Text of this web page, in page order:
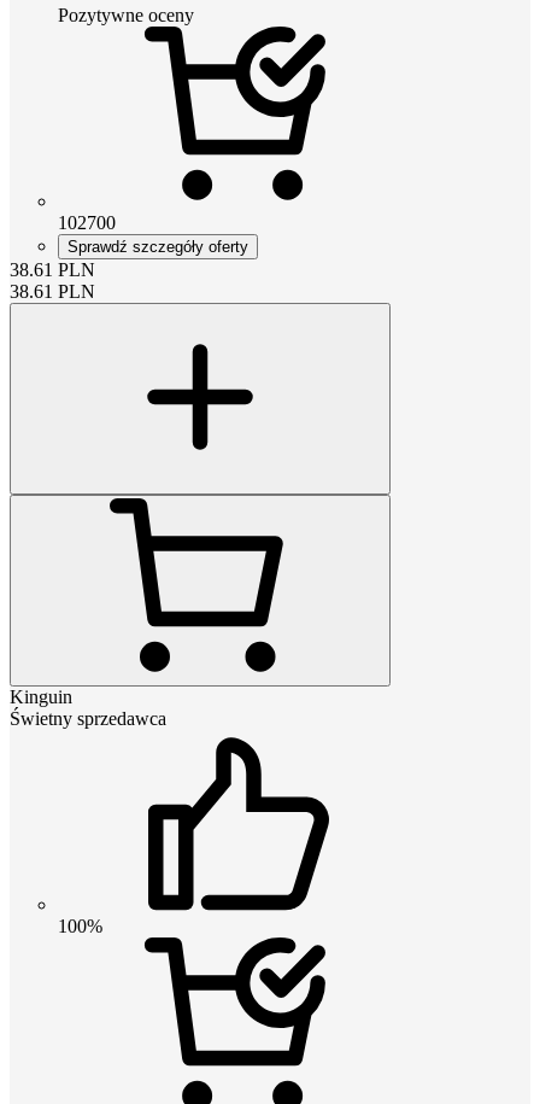
Pozytywne oceny
102700
Sprawdź szczegóły oferty
38.61 PLN
38.61 PLN
Kinguin
Świetny sprzedawca
100%